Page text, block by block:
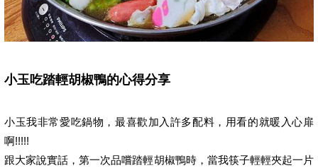
小玉吃踏輕胡椒鴨的心得分享
小玉我非常愛吃鍋物，最喜歡加入許多配料，用看的就暖入心扉
啊!!!!!
跟大家說實話，第一次品嚐踏輕胡椒鴨時，當我筷子輕輕夾起一片